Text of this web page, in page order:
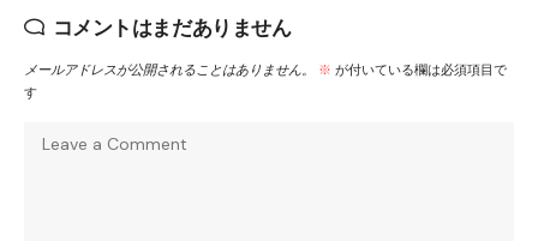
コメントはまだありません
メールアドレスが公開されることはありません。 ※ が付いている欄は必須項目で
す